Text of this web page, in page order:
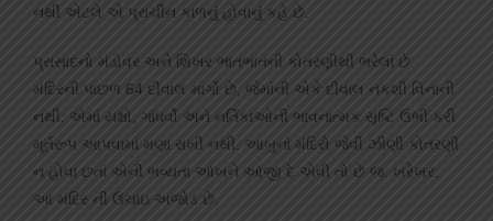
નથી એટલે એ પ્રાચીન કાળનું હોવાનું કહે છે.
પ્રાસાદનો મંડોવર અને શિખર ભાતભાતની કોતરણીથી ભરેલાં છે.
મંદિરની પાછળ 64 દીવાલ માર્ગો છે, જેમાંની એકે દીવાલ નકશી વિનાની
નથી. એમાં યક્ષો, ગાંધર્વો અને નર્તિકાઓની ભાવનાત્મક સૃષ્ટિ ઉભી કરી
મૂર્તરૂપ આપવામાં મણા રાખી નથી. આબુનાં મંદિરો જેવી ઝીણી કોતરણી
ન હોવા છતાં એની ભવ્યતા આંખને આંજી દે એવી તો છે જ. ખરેખર,
આ મંદિર ની ઉંચાઇ અજોડ છે.